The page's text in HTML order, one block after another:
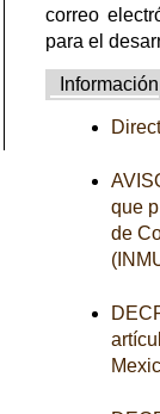
correo
para el
Información
que
de